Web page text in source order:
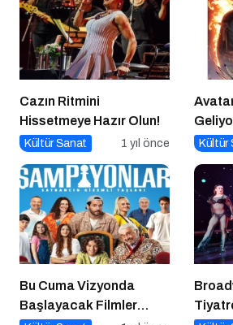
Cazın Ritmini
Hissetmeye Hazır Olun!
Kültür Sanat 1 yıl önce Kültür
Bu Cuma Vizyonda
Başlayacak Filmler